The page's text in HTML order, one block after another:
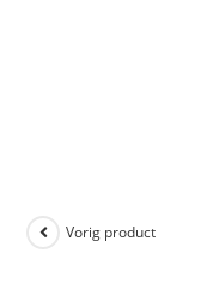
Vorig product